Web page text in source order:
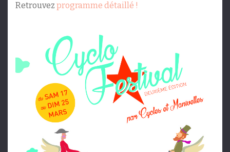
Retrouvez programme détaillé !